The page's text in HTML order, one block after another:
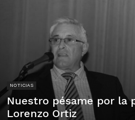
NOTICIAS
Nuestro pésame por la
Lorenzo Ortiz